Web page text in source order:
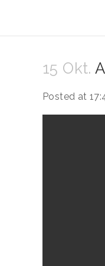
15 Okt.
Posted at